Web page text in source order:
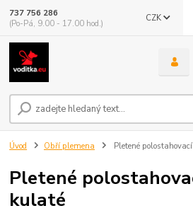
CZK
737 756 286
(Po-Pá, 9.00 - 17.00 hod.)
Úvod Obří plemena Pletené
Pletené
kulaté